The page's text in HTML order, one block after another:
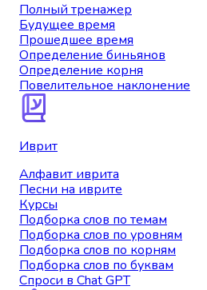
Полный тренажер
Будущее время
Прошедшее время
Определение биньянов
Определение корня
Повелительное наклонение
Иврит
Алфавит иврита
Песни на иврите
Курсы
Подборка слов по темам
Подборка слов по уровням
Подборка слов по корням
Подборка слов по буквам
Спроси в Chat GPT